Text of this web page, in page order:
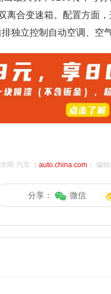
离合变速箱。配置方面
独立控制自动空调、空
网·汽车（ auto.china.com）编辑
分享： 微信